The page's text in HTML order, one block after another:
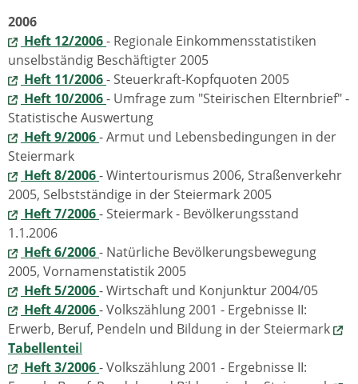
2006
Heft 12/2006- Regionale Einkommensstatistiken
unselbständig Beschäftigter 2005
Heft 11/2006- Steuerkraft-Kopfquoten 2005
Heft 10/2006- Umfrage zum "Steirischen Elternbrief" -
Statistische Auswertung
Heft 9/2006- Armut und Lebensbedingungen in der
Steiermark
Heft 8/2006- Wintertourismus 2006, Straßenverkehr
2005, Selbstständige in der Steiermark 2005
Heft 7/2006- Steiermark - Bevölkerungsstand
1.1.2006
Heft 6/2006- Natürliche Bevölkerungsbewegung
2005, Vornamenstatistik 2005
Heft 5/2006- Wirtschaft und Konjunktur 2004/05
Heft 4/2006- Volkszählung 2001 - Ergebnisse II:
Erwerb, Beruf, Pendeln und Bildung in der Steiermark
Tabellenteil
Heft 3/2006- Volkszählung 2001 - Ergebnisse II: